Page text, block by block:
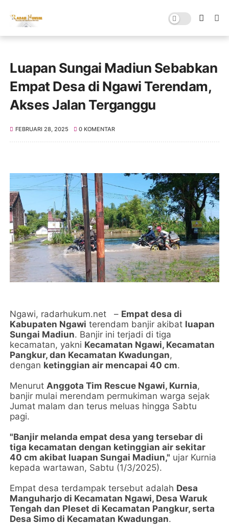
Luapan Sungai Madiun Sebabkan
Empat Desa di Ngawi Terendam,
Akses Jalan Terganggu
FEBRUARI 28, 2025 0 KOMENTAR
Ngawi, radarhukum.net – Empat desa di
Kabupaten Ngawi terendam banjir akibat luapan
Sungai Madiun. Banjir ini terjadi di tiga
kecamatan, yakni Kecamatan Ngawi, Kecamatan
Pangkur, dan Kecamatan Kwadungan,
dengan ketinggian air mencapai 40 cm.
MenurutAnggota Tim Rescue Ngawi, Kurnia,
banjir mulai merendam permukiman warga sejak
Jumat malam dan terus meluas hingga Sabtu
pagi.
"Banjir melanda empat desa yang tersebar di
tiga kecamatan dengan ketinggian air sekitar
40 cm akibat luapan Sungai Madiun," ujar Kurnia
kepada wartawan, Sabtu (1/3/2025).
Empat desa terdampak tersebut adalah Desa
Manguharjo di Kecamatan Ngawi, Desa Waruk
Tengah dan Pleset di Kecamatan Pangkur, serta
Desa Simo di Kecamatan Kwadungan.